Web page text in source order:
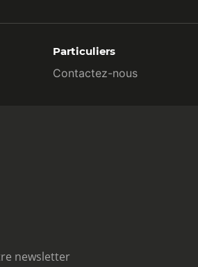
Particuliers
Contactez-nous
newsletter